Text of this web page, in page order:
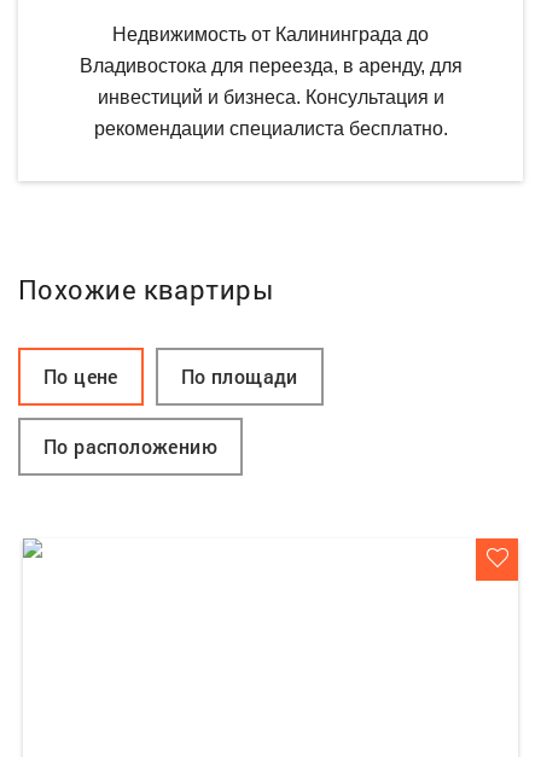
Недвижимость от Калининграда до
Владивостока для переезда, в аренду, для
инвестиций и бизнеса. Консультация и
рекомендации специалиста бесплатно.
Похожие квартиры
По цене По площади
По расположению